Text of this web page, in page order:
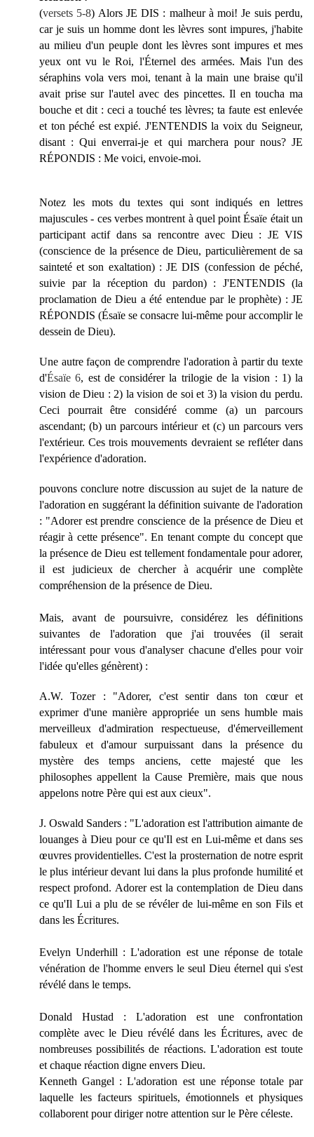
(versets 5-8) Alors JE DIS : malheur à moi! Je suis perdu,
car je suis un homme dont les lèvres sont impures, j'habite
au milieu d'un peuple dont les lèvres sont impures et mes
yeux ont vu le Roi, l'Éternel des armées. Mais l'un des
séraphins vola vers moi, tenant à la main une braise qu'il
avait prise sur l'autel avec des pincettes. Il en toucha ma
bouche et dit : ceci a touché tes lèvres; ta faute est enlevée
et ton péché est expié. J'ENTENDIS la voix du Seigneur,
disant : Qui enverrai-je et qui marchera pour nous? JE
RÉPONDIS : Me voici, envoie-moi.
Notez les mots du textes qui sont indiqués en lettres
majuscules - ces verbes montrent à quel point Ésaïe était un
participant actif dans sa rencontre avec Dieu : JE VIS
(conscience de la présence de Dieu, particulièrement de sa
sainteté et son exaltation) : JE DIS (confession de péché,
suivie par la réception du pardon) : J'ENTENDIS (la
proclamation de Dieu a été entendue par le prophète) : JE
RÉPONDIS (Ésaïe se consacre lui-même pour accomplir le
dessein de Dieu).
Une autre façon de comprendre l'adoration à partir du texte
d'Ésaïe 6, est de considérer la trilogie de la vision : 1) la
vision de Dieu : 2) la vision de soi et 3) la vision du perdu.
Ceci pourrait être considéré comme (a) un parcours
ascendant; (b) un parcours intérieur et (c) un parcours vers
l'extérieur. Ces trois mouvements devraient se refléter dans
l'expérience d'adoration.
pouvons conclure notre discussion au sujet de la nature de
l'adoration en suggérant la définition suivante de l'adoration
: "Adorer est prendre conscience de la présence de Dieu et
réagir à cette présence". En tenant compte du concept que
la présence de Dieu est tellement fondamentale pour adorer,
il est judicieux de chercher à acquérir une complète
compréhension de la présence de Dieu.
Mais, avant de poursuivre, considérez les définitions
suivantes de l'adoration que j'ai trouvées (il serait
intéressant pour vous d'analyser chacune d'elles pour voir
l'idée qu'elles génèrent) :
A.W. Tozer : "Adorer, c'est sentir dans ton cœur et
exprimer d'une manière appropriée un sens humble mais
merveilleux d'admiration respectueuse, d'émerveillement
fabuleux et d'amour surpuissant dans la présence du
mystère des temps anciens, cette majesté que les
philosophes appellent la Cause Première, mais que nous
appelons notre Père qui est aux cieux".
J. Oswald Sanders : "L'adoration est l'attribution aimante de
louanges à Dieu pour ce qu'Il est en Lui-même et dans ses
œuvres providentielles. C'est la prosternation de notre esprit
le plus intérieur devant lui dans la plus profonde humilité et
respect profond. Adorer est la contemplation de Dieu dans
ce qu'Il Lui a plu de se révéler de lui-même en son Fils et
dans les Écritures.
Evelyn Underhill : L'adoration est une réponse de totale
vénération de l'homme envers le seul Dieu éternel qui s'est
révélé dans le temps.
Donald Hustad : L'adoration est une confrontation
complète avec le Dieu révélé dans les Écritures, avec de
nombreuses possibilités de réactions. L'adoration est toute
et chaque réaction digne envers Dieu.
Kenneth Gangel : L'adoration est une réponse totale par
laquelle les facteurs spirituels, émotionnels et physiques
collaborent pour diriger notre attention sur le Père céleste.